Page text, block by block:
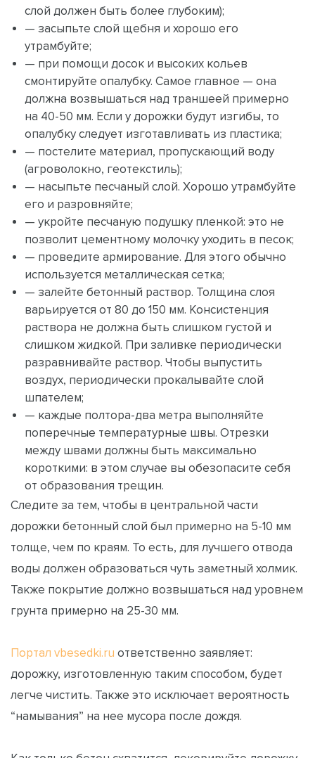
слой должен быть более глубоким);
— засыпьте слой щебня и хорошо его
утрамбуйте;
— при помощи досок и высоких кольев
смонтируйте опалубку. Самое главное — она
должна возвышаться над траншеей примерно
на 40-50 мм. Если у дорожки будут изгибы, то
опалубку следует изготавливать из пластика;
— постелите материал, пропускающий воду
(агроволокно, геотекстиль);
— насыпьте песчаный слой. Хорошо утрамбуйте
его и разровняйте;
— укройте песчаную подушку пленкой: это не
позволит цементному молочку уходить в песок;
— проведите армирование. Для этого обычно
используется металлическая сетка;
— залейте бетонный раствор. Толщина слоя
варьируется от 80 до 150 мм. Консистенция
раствора не должна быть слишком густой и
слишком жидкой. При заливке периодически
разравнивайте раствор. Чтобы выпустить
воздух, периодически прокалывайте слой
шпателем;
— каждые полтора-два метра выполняйте
поперечные температурные швы. Отрезки
между швами должны быть максимально
короткими: в этом случае вы обезопасите себя
от образования трещин.
Следите за тем, чтобы в центральной части
дорожки бетонный слой был примерно на 5-10 мм
толще, чем по краям. То есть, для лучшего отвода
воды должен образоваться чуть заметный холмик.
Также покрытие должно возвышаться над уровнем
грунта примерно на 25-30 мм.
Портал vbesedki.ru ответственно заявляет:
дорожку, изготовленную таким способом, будет
легче чистить. Также это исключает вероятность
“намывания” на нее мусора после дождя.